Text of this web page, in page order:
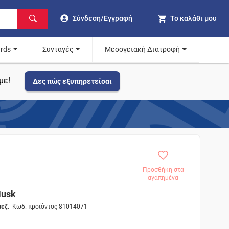
Σύνδεση/Εγγραφή Το καλάθι μου
Συνταγές Μεσογειακή Διατροφή
Δες πώς εξυπηρετείσαι
Προσθήκη στα
αγαπημένα
- Κωδ. προϊόντος 81014071